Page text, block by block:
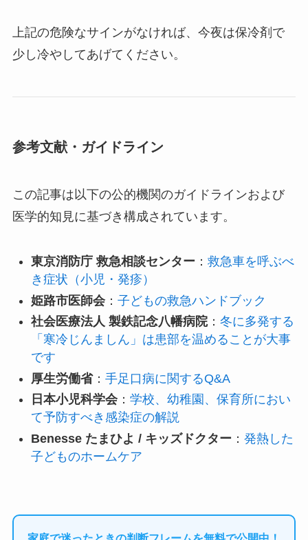
上記の危険なサインがなければ、今夜は保冷剤で
少し冷やしてあげてください。
参考文献・ガイドライン
この記事は以下の公的機関のガイドラインおよび
医学的知見に基づき構成されています。
東京消防庁 救急相談センター ： 救急車を呼ぶべ
き症状（小児・発疹）
姫路市医師会： 子どもの救急ハンドブック
社会医療法人 製鉄記念八幡病院： 冬に多発する
「寒冷じんましん」は患部を温めることが大事
です
厚生労働省： 手足口病に関するQ&A
日本小児科学会： 学校、幼稚園、保育所におい
て予防すべき感染症の解説
Benesse たまひよ / キッズドクター ： 発熱した
子どものホームケア